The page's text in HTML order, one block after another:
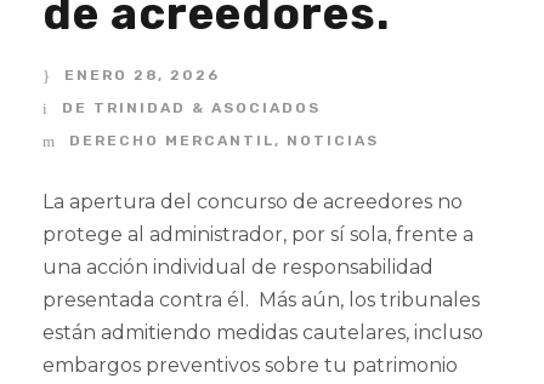
de acreedores.
ENERO 28, 2026
DE TRINIDAD & ASOCIADOS
DERECHO MERCANTIL, NOTICIAS
La apertura del concurso de acreedores no
protege al administrador, por sí sola, frente a
una acción individual de responsabilidad
presentada contra él. Más aún, los tribunales
están admitiendo medidas cautelares, incluso
embargos preventivos sobre tu patrimonio